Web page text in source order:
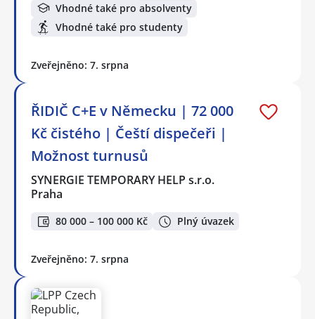
Vhodné také pro absolventy
Vhodné také pro studenty
Zveřejněno: 7. srpna
ŘIDIČ C+E v Německu | 72 000
Kč čistého | Čeští dispečeři |
Možnost turnusů
SYNERGIE TEMPORARY HELP s.r.o.
Praha
80 000 – 100 000 Kč Plný úvazek
Zveřejněno: 7. srpna